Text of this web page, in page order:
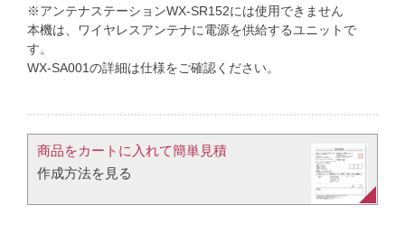
※アンテナステーションWX-SR152には使用できません
本機は、ワイヤレスアンテナに電源を供給するユニットで
す。
WX-SA001の詳細は仕様をご確認ください。
商品をカートに入れて簡単見積​
作成方法を見る​​